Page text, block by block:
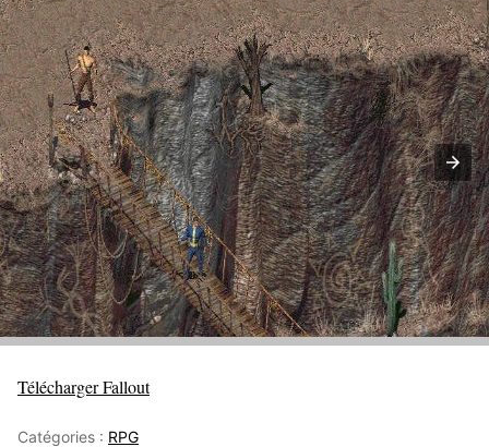
Télécharger Fallout
Catégories : RPG